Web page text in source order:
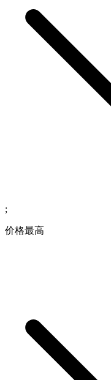
;
价格最高